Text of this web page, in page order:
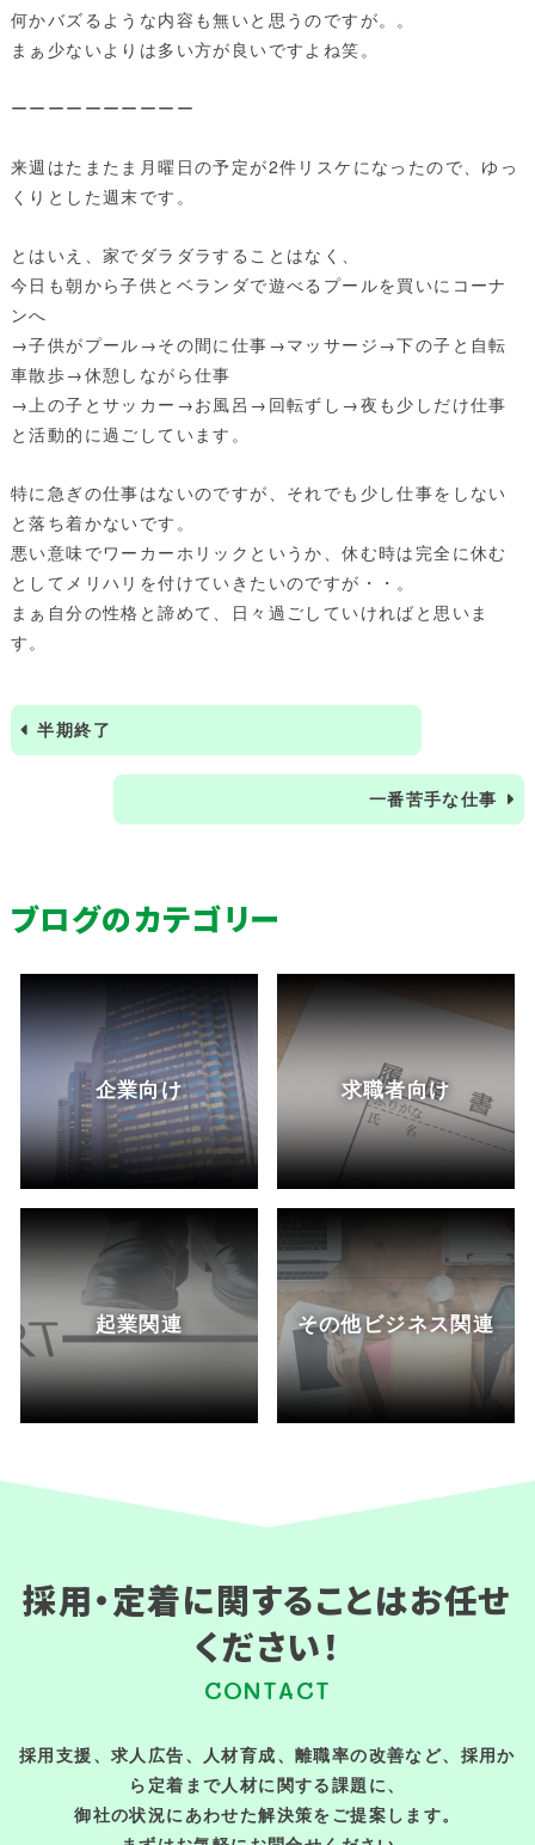
何かバズるような内容も無いと思うのですが。。
まぁ少ないよりは多い方が良いですよね笑。
ーーーーーーーーーー
来週はたまたま月曜日の予定が2件リスケになったので、ゆっ
くりとした週末です。
とはいえ、家でダラダラすることはなく、
今日も朝から子供とベランダで遊べるプールを買いにコーナ
ンへ
→子供がプール→その間に仕事→マッサージ→下の子と自転
車散歩→休憩しながら仕事
→上の子とサッカー→お風呂→回転ずし→夜も少しだけ仕事
と活動的に過ごしています。
特に急ぎの仕事はないのですが、それでも少し仕事をしない
と落ち着かないです。
悪い意味でワーカーホリックというか、休む時は完全に休む
としてメリハリを付けていきたいのですが・・。
まぁ自分の性格と諦めて、日々過ごしていければと思いま
す。
半期終了
一番苦手な仕事
ブログのカテゴリー
企業向け 求職者向け
起業関連 その他ビジネス関連
採用・定着に関することはお任せ
ください！
CONTACT
採用支援、求人広告、人材育成、離職率の改善など、採用か
ら定着まで人材に関する課題に、
御社の状況にあわせた解決策をご提案します。